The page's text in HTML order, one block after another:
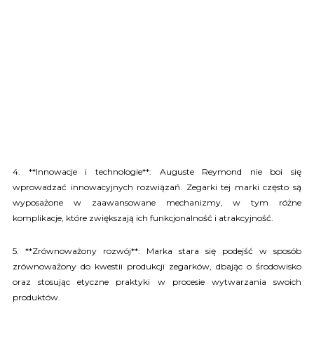
4. **Innowacje i technologie**: Auguste Reymond nie boi się
wprowadzać innowacyjnych rozwiązań. Zegarki tej marki często są
wyposażone w zaawansowane mechanizmy, w tym różne
komplikacje, które zwiększają ich funkcjonalność i atrakcyjność.
5. **Zrównoważony rozwój**: Marka stara się podejść w sposób
zrównoważony do kwestii produkcji zegarków, dbając o środowisko
oraz stosując etyczne praktyki w procesie wytwarzania swoich
produktów.